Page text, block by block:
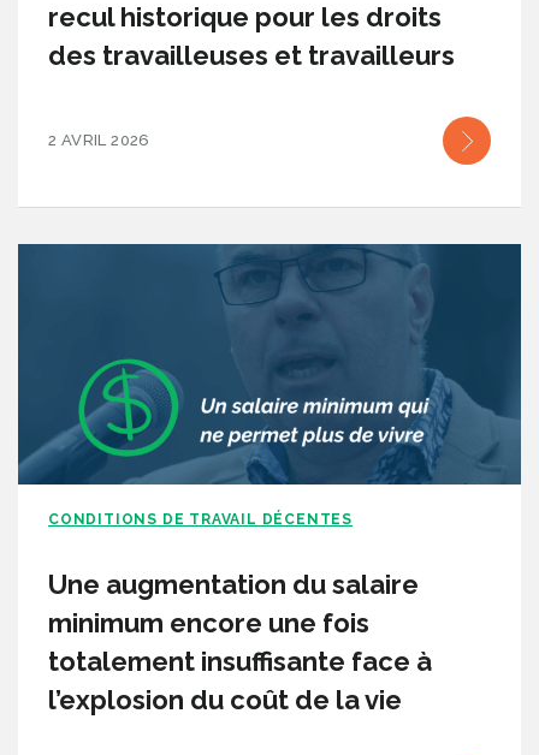
recul historique pour les droits
des travailleuses et travailleurs
2 AVRIL 2026
CONDITIONS DE TRAVAIL DÉCENTES
Une augmentation du salaire
minimum encore une fois
totalement insuffisante face à
l’explosion du coût de la vie